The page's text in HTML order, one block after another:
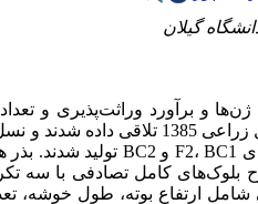
گیلان
و برآورد وراثت‌‌پذیری و
قالب طرح بلوک‌های کامل تصادفی
ارتفاع بوته، طول خوشه،